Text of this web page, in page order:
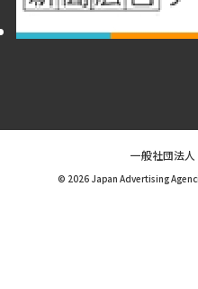
一般社団法
© 2026 Japan Advertising